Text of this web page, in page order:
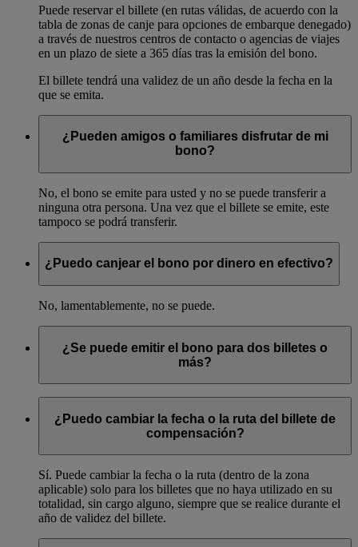
Puede reservar el billete (en rutas válidas, de acuerdo con la
tabla de zonas de canje para opciones de embarque denegado)
a través de nuestros centros de contacto o agencias de viajes
en un plazo de siete a 365 días tras la emisión del bono.
El billete tendrá una validez de un año desde la fecha en la
que se emita.
¿Pueden amigos o familiares disfrutar de mi
bono?
No, el bono se emite para usted y no se puede transferir a
ninguna otra persona. Una vez que el billete se emite, este
tampoco se podrá transferir.
¿Puedo canjear el bono por dinero en efectivo?
No, lamentablemente, no se puede.
¿Se puede emitir el bono para dos billetes o
más?
vuelta y debe usarse con una reserva.
¿Puedo cambiar la fecha o la ruta del billete de
compensación?
Sí. Puede cambiar la fecha o la ruta (dentro de la zona
aplicable) solo para los billetes que no haya utilizado en su
totalidad, sin cargo alguno, siempre que se realice durante el
año de validez del billete.